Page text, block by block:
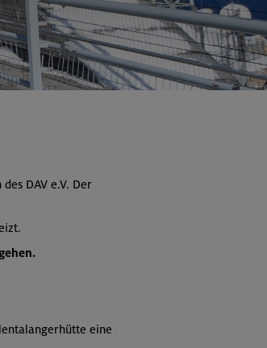
DAV e.V. Der
eine